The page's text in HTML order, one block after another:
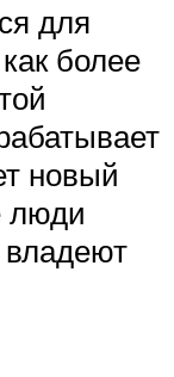
для
более
новый
люди